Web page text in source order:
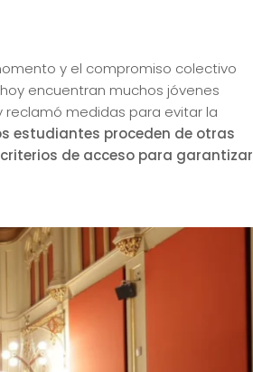
y el compromiso colectivo
encuentran muchos jóvenes
reclamó medidas para evitar la
estudiantes proceden de otras
de acceso para garantizar